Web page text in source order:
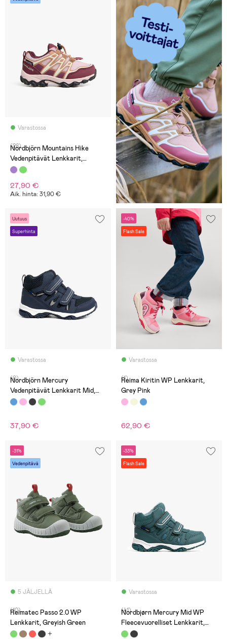
Varastossa
(28)
Nordbjörn Mountains Hike
Vedenpitävät Lenkkarit,
Burgundy
27,90 €
Aik. hinta: 31,90 €
Uutuus
Superhinta
Varastossa
(0)
Nordbjörn Mercury
Vedenpitävät Lenkkarit Mid,
Navy
37,90 €
-40%
Flash Sale
Varastossa
(1)
Reima Kiritin WP Lenkkarit,
Grey Pink
62,90 €
-31%
Vedenpitävä
5 JÄLJELLÄ
(10)
Reimatec Passo 2.0 WP
Lenkkarit, Greyish Green
-33%
Flash Sale
Varastossa
(41)
Nordbjørn Mercury Mid WP
Fleecevuorelliset Lenkkarit,
Sagebrush